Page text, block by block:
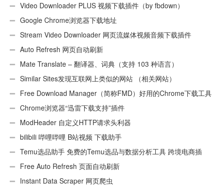
Video Downloader PLUS 视频下载插件（by fbdown）
Google Chrome浏览器下载地址
Stream Video Downloader 网页流媒体视频音频下载插件
Auto Refresh 网页自动刷新
Mate Translate – 翻译器、词典（支持 103 种语言）
Similar Sites发现互联网上类似的网站 （相关网站）
Free Download Manager（简称FMD）好用的Chrome下载工具
插件Chrome浏览器“迅雷下载支持”插件
ModHeader 自定义HTTP请求头利器
bilibili 哔哩哔哩 B站视频 下载助手
Temu选品助手 免费的Temu选品与数据分析工具 跨境电商插
件 Free Auto Refresh 页面自动刷新
Instant Data Scraper 网页爬虫